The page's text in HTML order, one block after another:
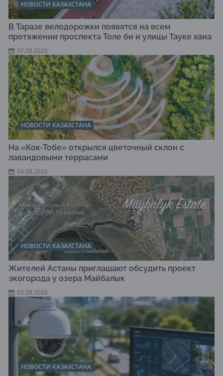
НОВОСТИ КАЗАХСТАНА
В Таразе велодорожки появятся на всем
протяжении проспекта Толе би и улицы Тауке хана
07.08.2026
НОВОСТИ КАЗАХСТАНА
На «Кок-Тобе» открылся цветочный склон с
лавандовыми террасами
04.08.2026
НОВОСТИ КАЗАХСТАНА
Жителей Астаны приглашают обсудить проект
экогорода у озера Майбалык
03.08.2026
НОВОСТИ КАЗАХСТАНА